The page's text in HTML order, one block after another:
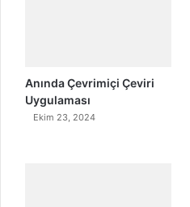
Anında Çevrimiçi Çeviri
Uygulaması
Ekim 23, 2024